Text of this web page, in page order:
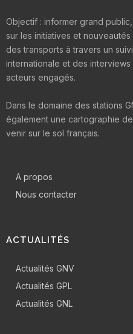
Objectif : informer grand
sur les initiatives et
des transports à travers un
internationale et des
acteurs engagés.
Dans le domaine des stations
également une cartographie
venir sur le sol français.
A propos
Nous contacter
ACTUALITÉS
Actualités GNV
Actualités GPL
Actualités GNL